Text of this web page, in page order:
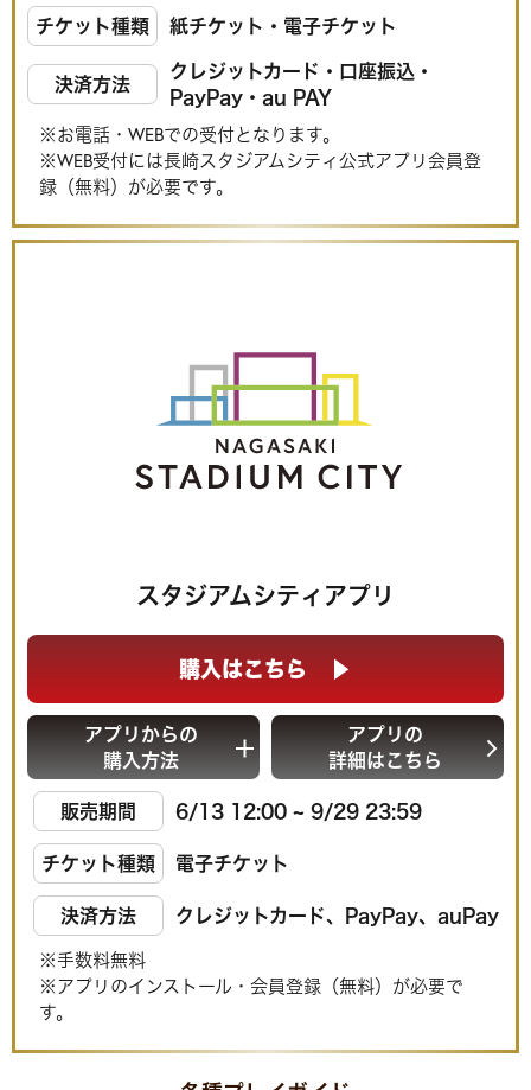
チケット種類 紙チケット・電子チケット
決済方法
クレジットカード・口座振込・
PayPay・au PAY
※お電話・WEBでの受付となります。
※WEB受付には長崎スタジアムシティ公式アプリ会員登
録（無料）が必要です。
スタジアムシティアプリ
購入はこちら
アプリからの
購入方法
アプリの
詳細はこちら
販売期間 6/13 12:00 ~ 9/29 23:59
チケット種類 電子チケット
決済方法 クレジットカード、PayPay、auPay
※手数料無料
※アプリのインストール・会員登録（無料）が必要で
す。